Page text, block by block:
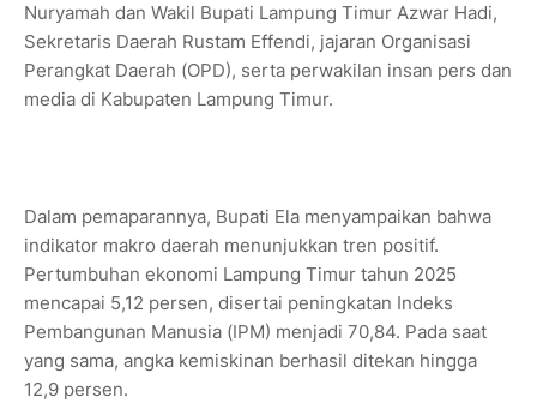
Nuryamah dan Wakil Bupati Lampung Timur Azwar Hadi,
Sekretaris Daerah Rustam Effendi, jajaran Organisasi
Perangkat Daerah (OPD), serta perwakilan insan pers dan
media di Kabupaten Lampung Timur.
Dalam pemaparannya, Bupati Ela menyampaikan bahwa
indikator makro daerah menunjukkan tren positif.
Pertumbuhan ekonomi Lampung Timur tahun 2025
mencapai 5,12 persen, disertai peningkatan Indeks
Pembangunan Manusia (IPM) menjadi 70,84. Pada saat
yang sama, angka kemiskinan berhasil ditekan hingga
12,9 persen.